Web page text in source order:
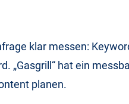
klar messen:
„Gasgrill“ hat ein
planen.